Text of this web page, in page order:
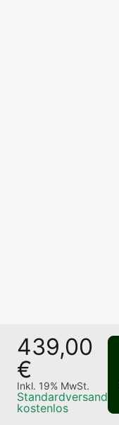
439,00
€
Inkl. 19% MwSt.
Standardversand
kostenlos